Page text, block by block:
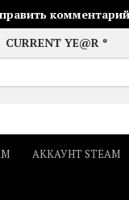
CURRENT YE@R *
АККАУНТ STEAM